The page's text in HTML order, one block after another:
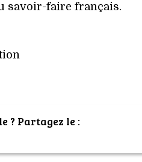
savoir-faire français.
? Partagez le :